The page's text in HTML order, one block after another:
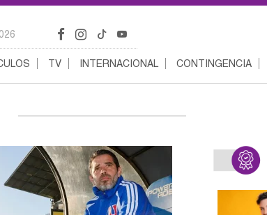
TV INTERNACIONAL CONTINGENCIA